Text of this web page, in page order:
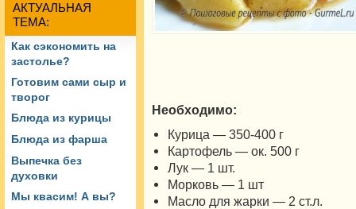
АКТУАЛЬНАЯ
ТЕМА:
Как сэкономить на
застолье?
Готовим сами сыр и
творог
Блюда из курицы
Блюда из фарша
Выпечка без
духовки
Мы квасим! А вы?
Необходимо:
Курица — 350-400 г
Картофель — ок. 500 г
Лук — 1 шт.
Морковь — 1 шт
Масло для жарки — 2 ст.л.